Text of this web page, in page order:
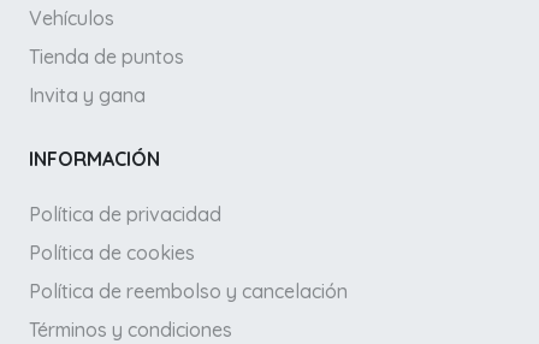
Vehículos
Tienda de puntos
Invita y gana
INFORMACIÓN
Política de privacidad
Política de cookies
Política de reembolso y cancelación
Términos y condiciones